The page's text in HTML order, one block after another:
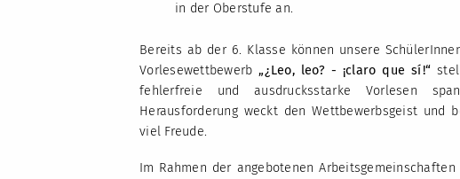
in der Oberstufe an.
Bereits ab der 6. Klasse können unsere
Vorlesewettbewerb „¿Leo, leo? - ¡claro que sí!“
fehlerfreie und ausdrucksstarke Vorlesen
Herausforderung weckt den Wettbewerbsgeist und
viel Freude.
Im Rahmen der angebotenen